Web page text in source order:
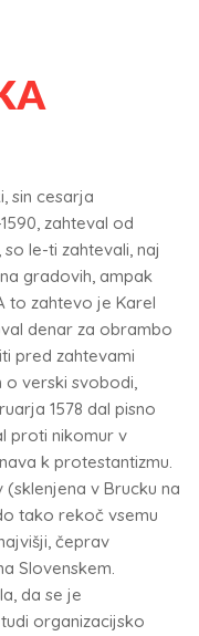
sin cesarja
zahteval od
le-ti zahtevali, naj
gradovih, ampak
to zahtevo je Karel
denar za obrambo
pred zahtevami
o verski svobodi,
1578 dal pisno
proti nikomur v
k protestantizmu.
v Brucku na
tako rekoč vsemu
čeprav
Slovenskem.
da se je
organizacijsko